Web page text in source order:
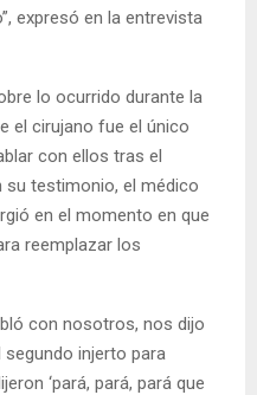
expresó en la entrevista
lo ocurrido durante la
el cirujano fue el único
con ellos tras el
su testimonio, el médico
en el momento en que
reemplazar los
con nosotros, nos dijo
injerto para
‘pará, pará, pará que